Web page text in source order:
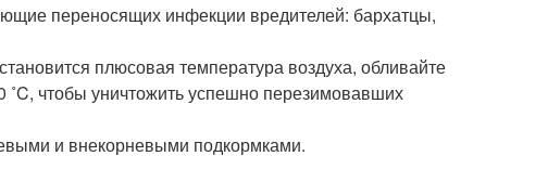
переносящих инфекции вредителей: бархатцы,
плюсовая температура воздуха, обливайте
чтобы уничтожить успешно перезимовавших
и внекорневыми подкормками.